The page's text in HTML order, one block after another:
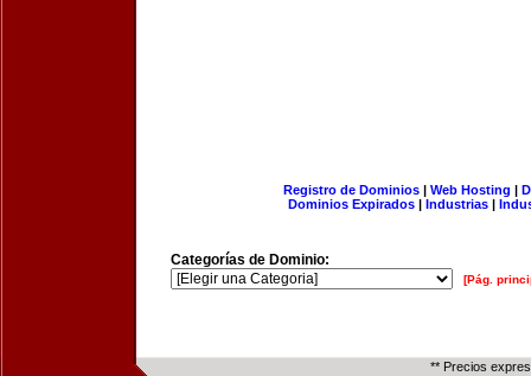
Registro de Dominios| Web Hosting |
Dominios Expirados | Industrias |
Categorías de Dominio:
[Pág.
** Precios